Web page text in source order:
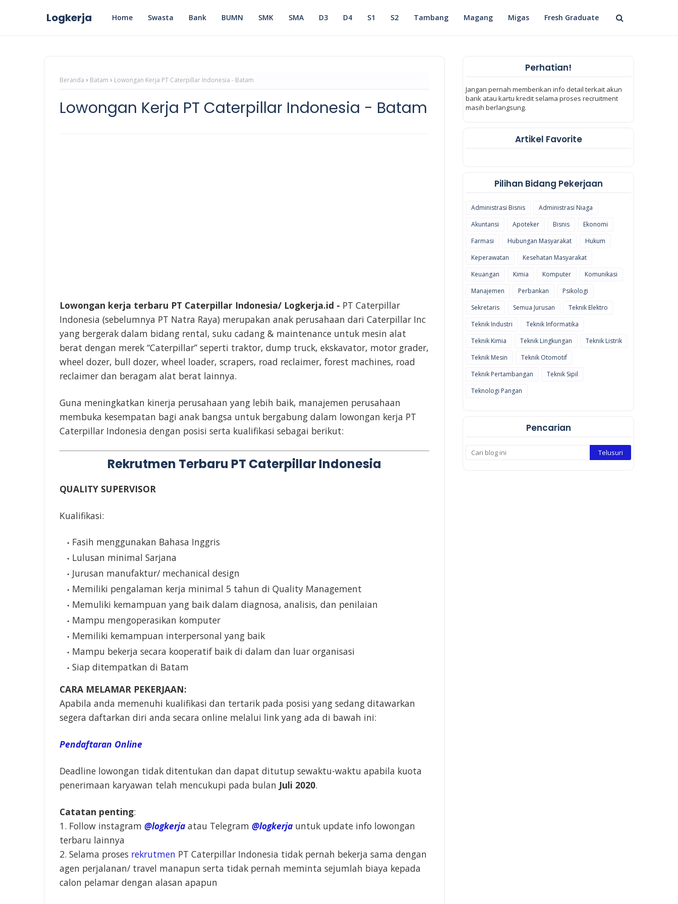
Logkerja Home Swasta Bank BUMN SMK SMA D3 D4 S1 S2 Tambang Magang Migas Fresh Graduate
Beranda Batam Lowongan Kerja PT Caterpillar Indonesia - Batam
Lowongan Kerja PT Caterpillar Indonesia - Batam
Lowongan kerja terbaru PT Caterpillar Indonesia/ Logkerja.id - PT Caterpillar
Indonesia (sebelumnya PT Natra Raya) merupakan anak perusahaan dari Caterpillar Inc
yang bergerak dalam bidang rental, suku cadang & maintenance untuk mesin alat
berat dengan merek “Caterpillar” seperti traktor, dump truck, ekskavator, motor grader,
wheel dozer, bull dozer, wheel loader, scrapers, road reclaimer, forest machines, road
reclaimer dan beragam alat berat lainnya.
Guna meningkatkan kinerja perusahaan yang lebih baik, manajemen perusahaan
membuka kesempatan bagi anak bangsa untuk bergabung dalam lowongan kerja PT
Caterpillar Indonesia dengan posisi serta kualifikasi sebagai berikut:
Rekrutmen Terbaru PT Caterpillar Indonesia
QUALITY SUPERVISOR
Kualifikasi:
Fasih menggunakan Bahasa Inggris
Lulusan minimal Sarjana
Jurusan manufaktur/ mechanical design
Memiliki pengalaman kerja minimal 5 tahun di Quality Management
Memuliki kemampuan yang baik dalam diagnosa, analisis, dan penilaian
Mampu mengoperasikan komputer
Memiliki kemampuan interpersonal yang baik
Mampu bekerja secara kooperatif baik di dalam dan luar organisasi
Siap ditempatkan di Batam
CARA MELAMAR PEKERJAAN:
Apabila anda memenuhi kualifikasi dan tertarik pada posisi yang sedang ditawarkan
segera daftarkan diri anda secara online melalui link yang ada di bawah ini:
Pendaftaran Online
Deadline lowongan tidak ditentukan dan dapat ditutup sewaktu-waktu apabila kuota
penerimaan karyawan telah mencukupi pada bulan Juli 2020.
Catatan penting:
1. Follow instagram @logkerja atau Telegram @logkerja untuk update info lowongan
terbaru lainnya
2. Selama proses rekrutmen PT Caterpillar Indonesia tidak pernah bekerja sama dengan
agen perjalanan/ travel manapun serta tidak pernah meminta sejumlah biaya kepada
calon pelamar dengan alasan apapun
Perhatian!
Jangan pernah memberikan info detail terkait akun
bank atau kartu kredit selama proses recruitment
masih berlangsung.
Artikel Favorite
Pilihan Bidang Pekerjaan
Administrasi Bisnis
Administrasi Niaga
Akuntansi
Apoteker Bisnis
Ekonomi
Farmasi
Hubungan Masyarakat
Hukum
Keperawatan
Kesehatan Masyarakat
Keuangan
Kimia Komputer
Komunikasi
Manajemen
Perbankan
Psikologi
Sekretaris
Semua Jurusan
Teknik Elektro
Teknik Industri
Teknik Informatika
Teknik Kimia
Teknik Lingkungan
Teknik Listrik
Teknik Mesin
Teknik Otomotif
Teknik Pertambangan
Teknik Sipil
Teknologi Pangan
Pencarian